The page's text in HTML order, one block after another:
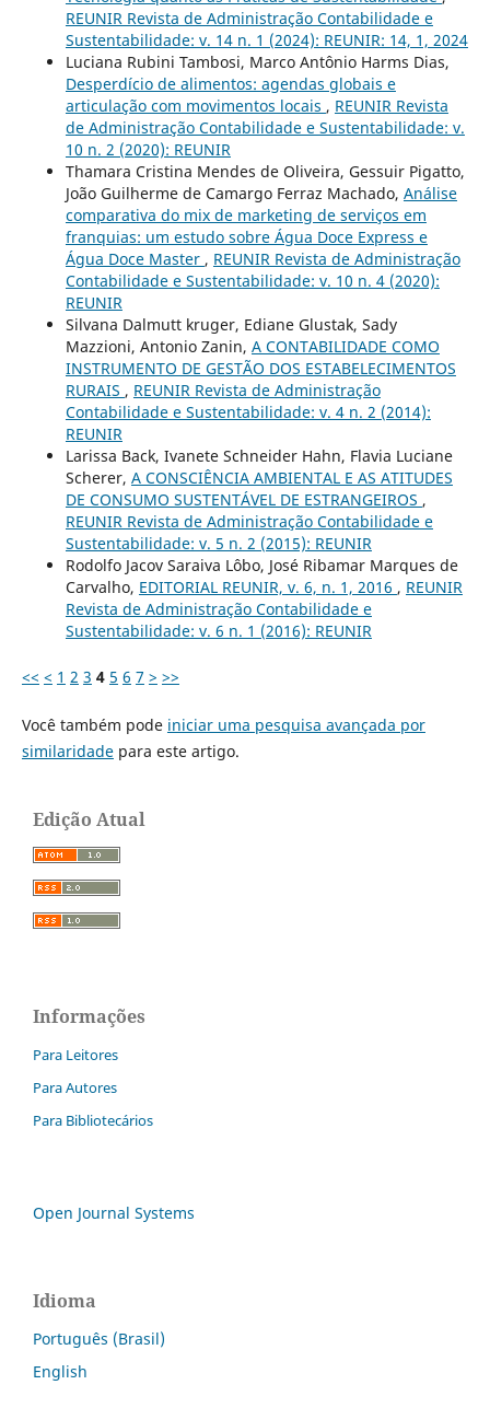
REUNIR Revista de Administração Contabilidade e
Sustentabilidade: v. 14 n. 1 (2024): REUNIR: 14, 1, 2024
Luciana Rubini Tambosi, Marco Antônio Harms Dias,
Desperdício de alimentos: agendas globais e
articulação com movimentos locais , REUNIR Revista
de Administração Contabilidade e Sustentabilidade: v.
10 n. 2 (2020): REUNIR
Thamara Cristina Mendes de Oliveira, Gessuir Pigatto,
João Guilherme de Camargo Ferraz Machado, Análise
comparativa do mix de marketing de serviços em
franquias: um estudo sobre Água Doce Express e
Água Doce Master , REUNIR Revista de Administração
Contabilidade e Sustentabilidade: v. 10 n. 4 (2020):
REUNIR
Silvana Dalmutt kruger, Ediane Glustak, Sady
Mazzioni, Antonio Zanin, A CONTABILIDADE COMO
INSTRUMENTO DE GESTÃO DOS ESTABELECIMENTOS
RURAIS , REUNIR Revista de Administração
Contabilidade e Sustentabilidade: v. 4 n. 2 (2014):
REUNIR
Larissa Back, Ivanete Schneider Hahn, Flavia Luciane
Scherer, A CONSCIÊNCIA AMBIENTAL E AS ATITUDES
DE CONSUMO SUSTENTÁVEL DE ESTRANGEIROS ,
REUNIR Revista de Administração Contabilidade e
Sustentabilidade: v. 5 n. 2 (2015): REUNIR
Rodolfo Jacov Saraiva Lôbo, José Ribamar Marques de
Carvalho, EDITORIAL REUNIR, v. 6, n. 1, 2016 , REUNIR
Revista de Administração Contabilidade e
Sustentabilidade: v. 6 n. 1 (2016): REUNIR
<< < 1 2 3 4 5 6 7 > >>
Você também pode iniciar uma pesquisa avançada por
similaridadepara este artigo.
Edição Atual
Informações
Para Leitores
Para Autores
Para Bibliotecários
Open Journal Systems
Idioma
Português (Brasil)
English